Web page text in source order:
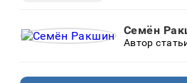
Семён
Автор